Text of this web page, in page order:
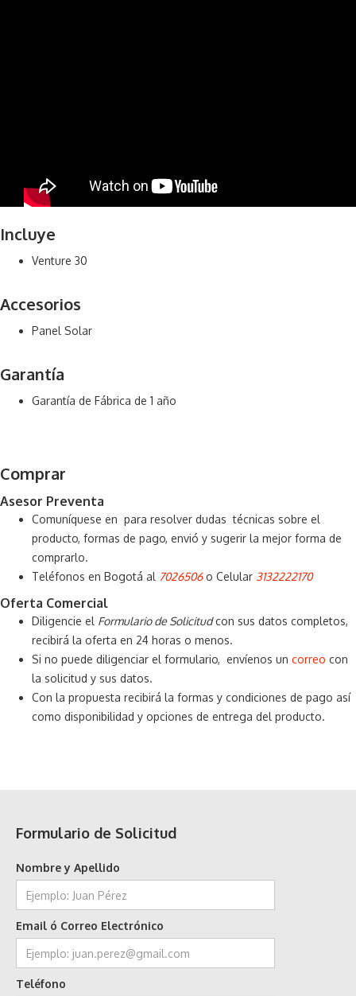
Incluye
Venture 30
Accesorios
Panel Solar
Garantía
Garantía de Fábrica de 1 año
Comprar
Asesor Preventa
Comuníquese en para resolver dudas técnicas sobre el
producto, formas de pago, envió y sugerir la mejor forma de
comprarlo.
Teléfonos en Bogotá al 7026506o Celular 3132222170
Oferta Comercial
Diligencie el Formulario de Solicitudcon sus datos completos,
recibirá la oferta en 24 horas o menos.
Si no puede diligenciar el formulario, envíenos un correo con
la solicitud y sus datos.
Con la propuesta recibirá la formas y condiciones de pago así
como disponibilidad y opciones de entrega del producto.
Formulario de Solicitud
Nombre y Apellido
Email ó Correo Electrónico
Teléfono